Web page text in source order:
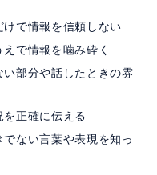
で情報を信頼しない
で情報を噛み砕く
部分や話したときの雰
正確に伝える
ない言葉や表現を知っ